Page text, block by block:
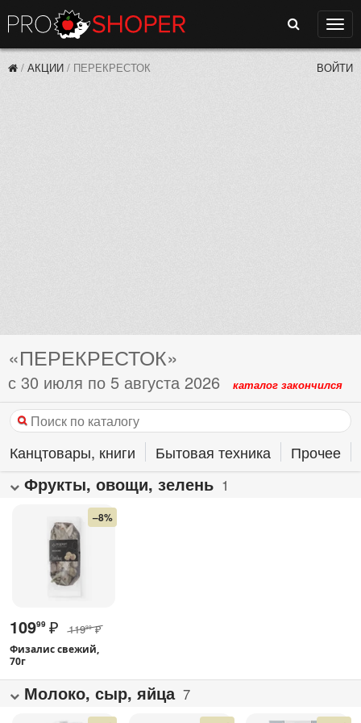
Поиск
/ АКЦИИ / ПЕРЕКРЕСТОК ВОЙТИ
«ПЕРЕКРЕСТОК»
с 30 июля по 5 августа 2026 каталог закончился
Канцтовары, книги Бытовая техника Прочее
Фрукты, овощи, зелень 1
–8%
10999 ₽ 11999 ₽
Физалис свежий,
70г
Молоко, сыр, яйца 7